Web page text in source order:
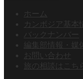
ホーム
カンボジア基本
バックナンバー
編集部情報・媒
お問い合わせ
旅の相談はこち